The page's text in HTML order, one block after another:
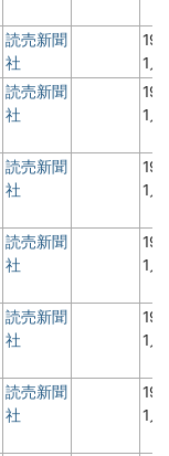
読売新聞
社
1
読売新聞
社
1
読売新聞
社
1
読売新聞
社
1
読売新聞
社
1
読売新聞
社
1